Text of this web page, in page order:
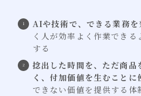
AIや技術で、できる業務を
く人が効率よく作業できる
する
捻出した時間を、ただ商品
く、付加価値を生むことに
できない価値を提供する体